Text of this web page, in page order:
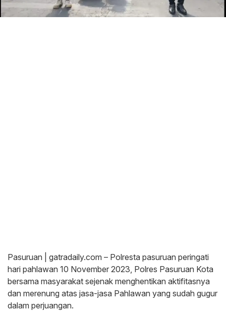
Pasuruan | gatradaily.com – Polresta pasuruan peringati
hari pahlawan 10 November 2023, Polres Pasuruan Kota
bersama masyarakat sejenak menghentikan aktifitasnya
dan merenung atas jasa-jasa Pahlawan yang sudah gugur
dalam perjuangan.